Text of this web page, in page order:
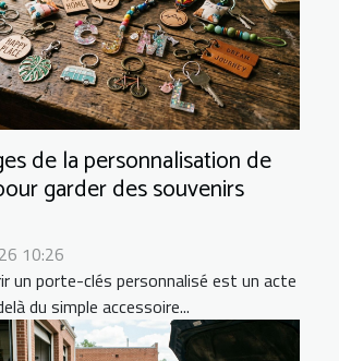
de la personnalisation de
garder des souvenirs
10:26
un porte-clés personnalisé est un acte
du simple accessoire...